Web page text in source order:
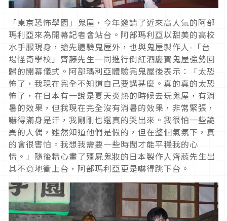
「東京恐怖學園」鬼屋，今年邀請了近來高人氣的阿部
瑪利亞來為開幕記者會站台。阿部瑪利亞以甜美的高校
水手服現身，搶先體驗鬼屋外，也與鬼屋製作人-「台
場怪奇學校」齊藤先生一同進行倒紅酒慶賀鬼屋強勢回
歸的開幕儀式。阿部瑪利亞體驗完鬼屋後表示：「太恐
怖了，我現在完全不知道自己要講甚麼。真的真的太恐
怖了，在日本有一說是夏天炎熱的時候去玩鬼屋，有消
暑的效果，但我現在完全沒有消暑的效果，非常緊張，
嚇得滿身是汗，我剛剛也還真的哭出來。我很怕一些詭
異的人偶，雖然知道他們是假的，但在整個氣氛下，真
的會很害怕。我想我需要一些時間才能平穩我的心
情。」隨後精心畫了殭屍鬼妝的日本製作人齊藤先生出
其不意地衝上台，阿部瑪利亞更是嚇得跳下台。